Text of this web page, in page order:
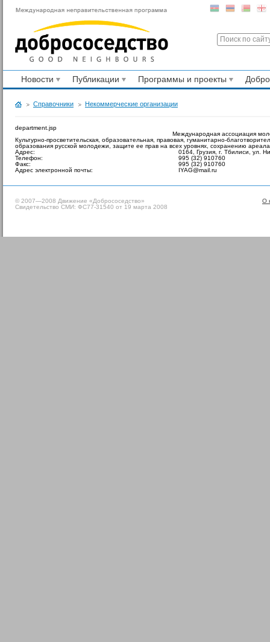
Новости Публикации Программы и проекты
Справочники Некоммерческие организации
department.jsp
Международная ассоциация
Культурно-просветительская, образовательная, правовая, гуманитарно-
образования русской молодежи, защите ее прав на всех уровнях, сохранению
Адрес:
0164, Грузия, г. Тбилиси, ул.
Телефон:
995 (32) 910760
Факс:
995 (32) 910760
Адрес электронной почты:
IYAG@mail.ru
О
© 2007—2008 Движение «Добрососедство»
Свидетельство СМИ: ФС77-31540 от 19 марта 2008